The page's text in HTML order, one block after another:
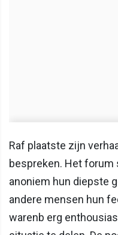
Raf plaatste zijn
bespreken. Het forum
anoniem hun diepste
andere mensen hun
warenb erg